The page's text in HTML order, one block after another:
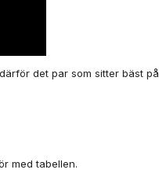
det par som sitter bäst
med tabellen.